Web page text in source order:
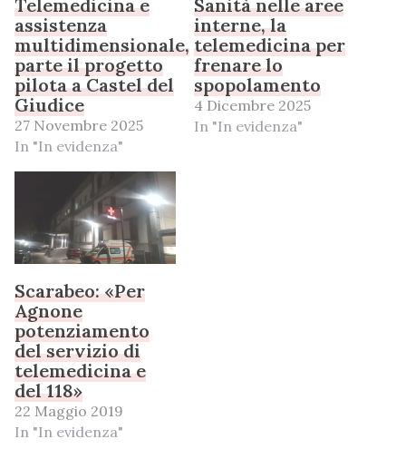
Telemedicina e
assistenza
multidimensionale,
parte il progetto
pilota a Castel del
Giudice
27 Novembre 2025
In "In evidenza"
Sanità nelle aree
interne, la
telemedicina per
frenare lo
spopolamento
4 Dicembre 2025
In "In evidenza"
Scarabeo: «Per
Agnone
potenziamento
del servizio di
telemedicina e
del 118»
22 Maggio 2019
In "In evidenza"